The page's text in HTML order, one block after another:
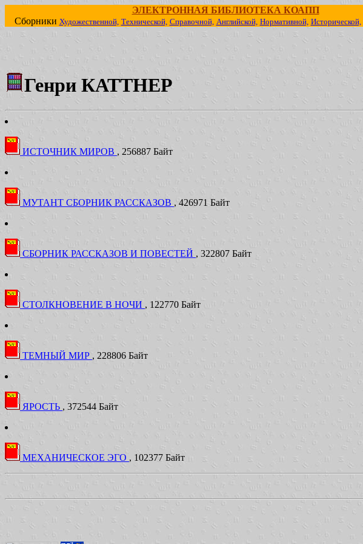
ЭЛЕКТРОННАЯ БИБЛИОТЕКА КОАПП
Сборники Художественной, Технической, Справочной, Английской, Нормативной, Исторической,
Генри КАТТНЕР
ИСТОЧНИК МИРОВ , 256887 Байт
МУТАНТ СБОРНИК РАССКАЗОВ , 426971 Байт
СБОРНИК РАССКАЗОВ И ПОВЕСТЕЙ , 322807 Байт
СТОЛКНОВЕНИЕ В НОЧИ , 122770 Байт
ТЕМНЫЙ МИР , 228806 Байт
ЯРОСТЬ , 372544 Байт
МЕХАНИЧЕСКОЕ ЭГО , 102377 Байт